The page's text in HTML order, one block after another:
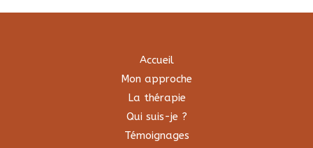
Accueil
Mon approche
La thérapie
Qui suis-je ?
Témoignages